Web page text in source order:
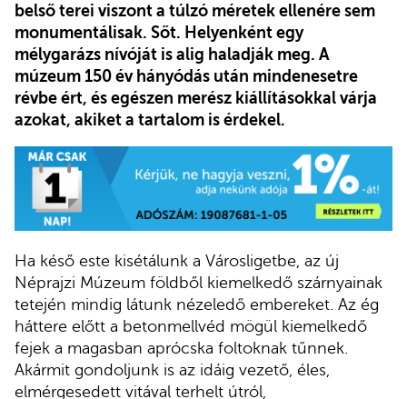
belső terei viszont a túlzó méretek ellenére sem
monumentálisak. Sőt. Helyenként egy
mélygarázs nívóját is alig haladják meg. A
múzeum 150 év hányódás után mindenesetre
révbe ért, és egészen merész kiállításokkal várja
azokat, akiket a tartalom is érdekel.
Ha késő este kisétálunk a Városligetbe, az új
Néprajzi Múzeum földből kiemelkedő szárnyainak
tetején mindig látunk nézeledő embereket. Az ég
háttere előtt a betonmellvéd mögül kiemelkedő
fejek a magasban aprócska foltoknak tűnnek.
Akármit gondoljunk is az idáig vezető, éles,
elmérgesedett vitával terhelt útról,